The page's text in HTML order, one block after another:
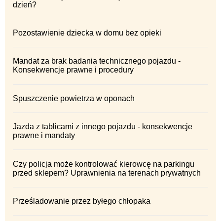
dzień?
Pozostawienie dziecka w domu bez opieki
Mandat za brak badania technicznego pojazdu -
Konsekwencje prawne i procedury
Spuszczenie powietrza w oponach
Jazda z tablicami z innego pojazdu - konsekwencje
prawne i mandaty
Czy policja może kontrolować kierowcę na parkingu
przed sklepem? Uprawnienia na terenach prywatnych
Prześladowanie przez byłego chłopaka